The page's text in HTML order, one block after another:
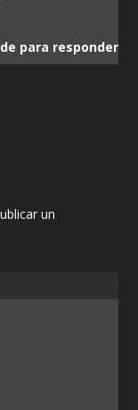
para responder
un